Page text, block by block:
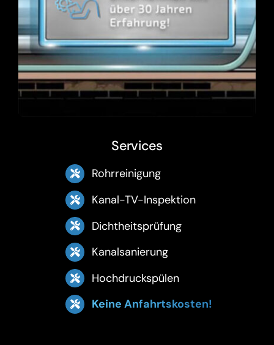
Services
Rohrreinigung
Kanal-TV-Inspektion
Dichtheitsprüfung
Kanalsanierung
Hochdruckspülen
Keine Anfahrtskosten!